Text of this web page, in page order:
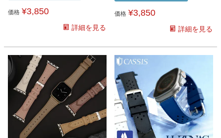
価格 ¥3,850
詳細を見る
価格 ¥3,850
詳細を見る